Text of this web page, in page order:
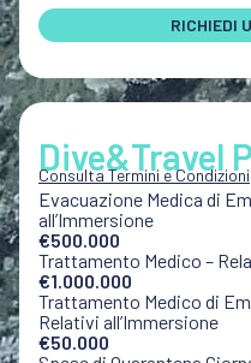
RICHIEDI
Dive&Travel
Consulta Termini e Condizioni
Evacuazione Medica di
all’Immersione
€500.000
Trattamento Medico –
€1.000.000
Trattamento Medico di
Relativi all’Immersione
€50.000